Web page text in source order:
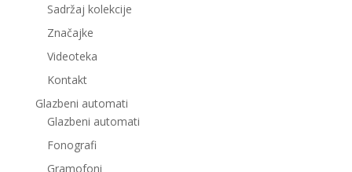
Sadržaj kolekcije
Značajke
Videoteka
Kontakt
Glazbeni automati
Glazbeni automati
Fonografi
Gramofoni